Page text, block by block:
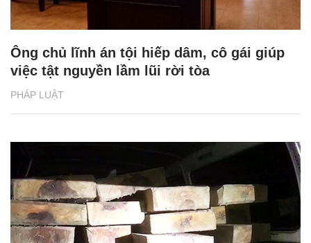
PHÁP LUẬT
Ông chủ lĩnh án tội hiếp dâm, cô gái giúp
việc tật nguyền lầm lũi rời tòa